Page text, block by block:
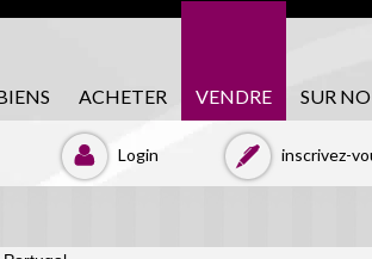
ACHETER VENDRE SUR
inscrivez-
Login